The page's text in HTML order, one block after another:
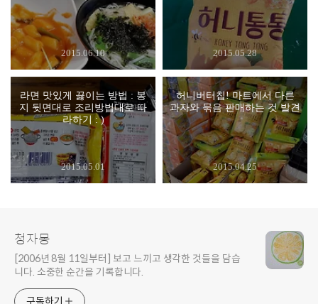
2015.06.10 2015.05.28
라면 맛있게 끓이는 방법 : 봉
지 뒷면대로 조리방법대로 따
라하기 : )
2015.05.01
허니버터칩! 마트에서 다른
과자와 묶음 판매하는 것 발견
2015.04.25
청자몽
[2006년 8월 11일부터] 보고 느끼고 생각한 것들을 담습
니다. 소중한 순간을 기록합니다.
구독하기